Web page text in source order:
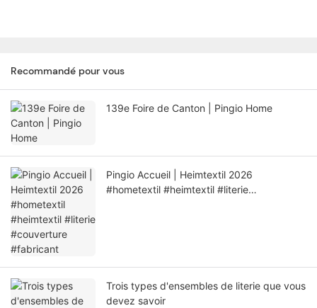
Recommandé pour vous
139e Foire de Canton | Pingio Home
Pingio Accueil | Heimtextil 2026
#hometextil #heimtextil #literie
Trois types d'ensembles de literie que vous
devez savoir